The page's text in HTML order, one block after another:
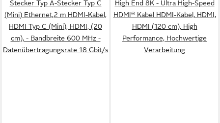
Stecker Typ A-Stecker Typ C
(Mini) Ethernet,2 m HDMI-Kabel,
HDMI Typ C (Mini), HDMI, (20
cm), - Bandbreite 600 MHz -
Datenübertragungsrate 18 Gbit/s
High End 8K - Ultra High-Speed
HDMI® Kabel HDMI-Kabel, HDMI,
HDMI (120 cm), High
Performance, Hochwertige
Verarbeitung